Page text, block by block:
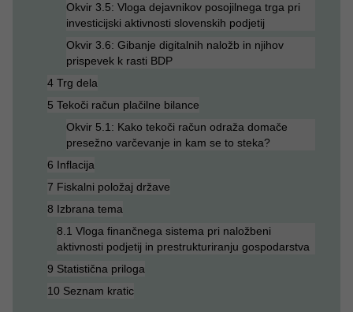
Okvir 3.5: Vloga dejavnikov posojilnega trga pri
investicijski aktivnosti slovenskih podjetij
Okvir 3.6: Gibanje digitalnih naložb in njihov
prispevek k rasti BDP
4 Trg dela
5 Tekoči račun plačilne bilance
Okvir 5.1: Kako tekoči račun odraža domače
presežno varčevanje in kam se to steka?
6 Inflacija
7 Fiskalni položaj države
8 Izbrana tema
8.1 Vloga finančnega sistema pri naložbeni
aktivnosti podjetij in prestrukturiranju gospodarstva
9 Statistična priloga
10 Seznam kratic